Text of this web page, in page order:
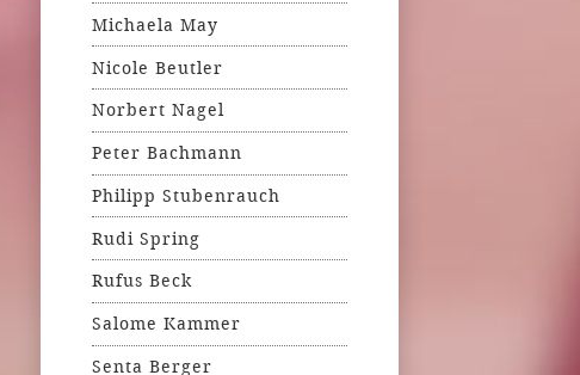
Michaela May
Nicole Beutler
Norbert Nagel
Peter Bachmann
Philipp Stubenrauch
Rudi Spring
Rufus Beck
Salome Kammer
Senta Berger